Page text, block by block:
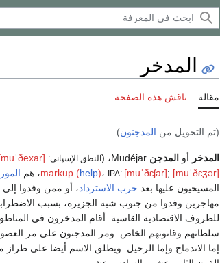
المدخر
مقالة ناقش هذه الصفحة
(تم التحويل من المدجنون)
المدخر أو المدجن Mudéjar، ( النطق الإسپاني: [muˈðexar]
markup (help)، IPA: [muˈðɛʃaɾ]; [muˈðɛʒər] ، هم المور
المسيحيون عليها بعد حرب الاسترداد، أو ممن وفدوا
مهاجرين وفدوا من جنوب شبه الجزيرة، بسبب
للظروف الاقتصادية القاسية. أقام المدخرون في
سلطاتهم وقانونهم الخاص. ومر المدجنون على مر
إما الاندماج وإما الرحيل. ويطلق الاسم أيضا على